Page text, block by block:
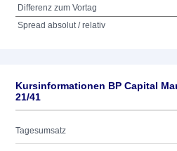
Differenz zum Vortag
Spread absolut / relativ
Kursinformationen BP Capital
21/41
Tagesumsatz